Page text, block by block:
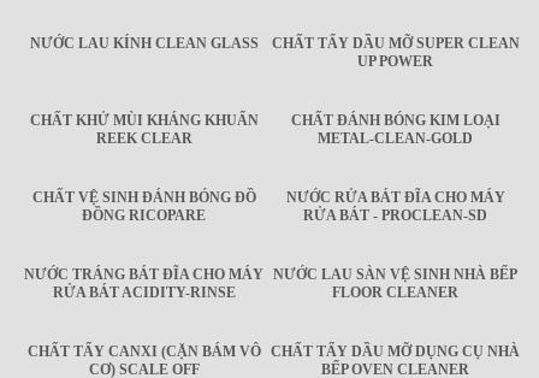
NƯỚC LAU KÍNH CLEAN GLASS
CHẤT TẨY DẦU MỠ SUPER CLEAN
UP POWER
CHẤT KHỬ MÙI KHÁNG KHUẨN
REEK CLEAR
CHẤT ĐÁNH BÓNG KIM LOẠI
METAL-CLEAN-GOLD
CHẤT VỆ SINH ĐÁNH BÓNG ĐỒ
ĐỒNG RICOPARE
NƯỚC RỬA BÁT ĐĨA CHO MÁY
RỬA BÁT - PROCLEAN-SD
NƯỚC TRÁNG BÁT ĐĨA CHO MÁY
RỬA BÁT ACIDITY-RINSE
NƯỚC LAU SÀN VỆ SINH NHÀ BẾP
FLOOR CLEANER
CHẤT TẨY CANXI (CẶN BÁM VÔ
CƠ) SCALE OFF
CHẤT TẨY DẦU MỠ DỤNG CỤ NHÀ
BẾP OVEN CLEANER